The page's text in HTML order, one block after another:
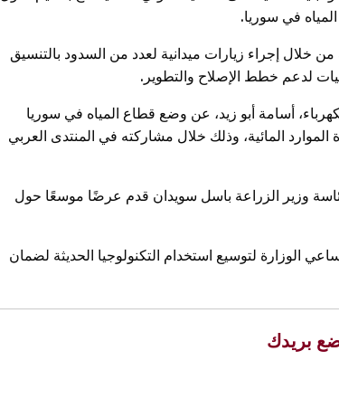
في سوريا.
من خلال إجراء زيارات ميدانية لعدد من السدود بالتنسيق
لدعم خطط الإصلاح والتطوير.
أسامة أبو زيد، عن وضع قطاع المياه في سوريا
الموارد المائية، وذلك خلال مشاركته في المنتدى العربي
وزير الزراعة باسل سويدان قدم عرضًا موسعًا حول
الوزارة لتوسيع استخدام التكنولوجيا الحديثة لضمان
ضع بريدك